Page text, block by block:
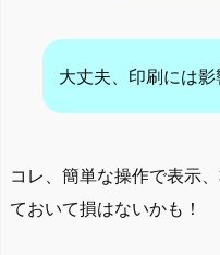
大丈夫、印刷には影
コレ、簡単な操作で表示
ておいて損はないかも！